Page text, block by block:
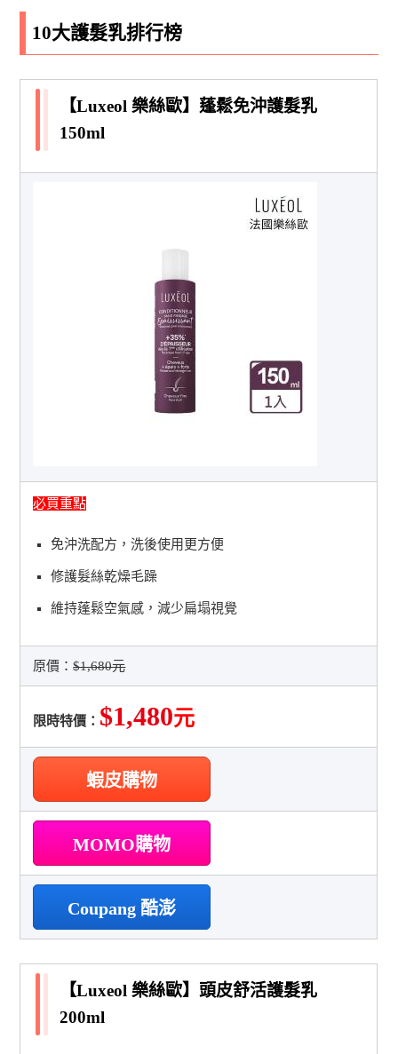
10大護髮乳排行榜
【Luxeol 樂絲歐】蓬鬆免沖護髮乳
150ml
必買重點
免沖洗配方，洗後使用更方便
修護髮絲乾燥毛躁
維持蓬鬆空氣感，減少扁塌視覺
原價：$1,680元
限時特價： $1,480元
蝦皮購物
MOMO購物
Coupang 酷澎
【Luxeol 樂絲歐】頭皮舒活護髮乳
200ml